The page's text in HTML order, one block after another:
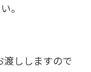
。
ししますので